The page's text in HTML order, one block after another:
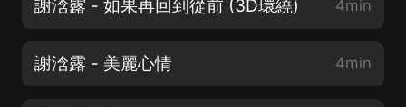
謝浛露 - 如果再回到從前 (3D環繞) 4min
謝浛露 - 美麗心情 4min